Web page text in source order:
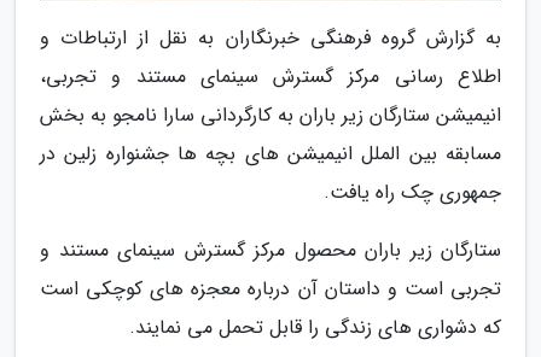
به گزارش گروه فرهنگی خبرنگاران به نقل از ارتباطات و
اطلاع رسانی مرکز گسترش سینمای مستند و تجربی،
انیمیشن ستارگان زیر باران به کارگردانی سارا نامجو به بخش
مسابقه بین الملل انیمیشن های بچه ها جشنواره زلین در
جمهوری چک راه یافت.
ستارگان زیر باران محصول مرکز گسترش سینمای مستند و
تجربی است و داستان آن درباره معجزه های کوچکی است
که دشواری های زندگی را قابل تحمل می نمایند.